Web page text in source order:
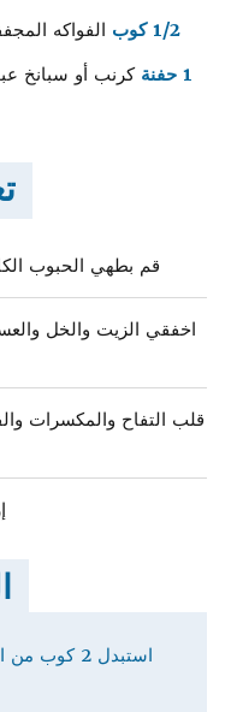
1/2 كوب
الفواكه
1 حفنة
قم بطهي الحبوب
اخفقي الزيت والخل
قلب التفاح والمكسرات
استبدل 2